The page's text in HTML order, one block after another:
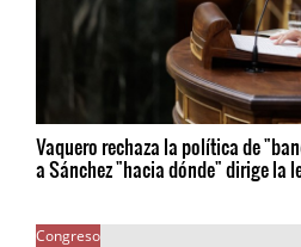
Vaquero rechaza la política de
a Sánchez "hacia dónde" dirige la
Congreso